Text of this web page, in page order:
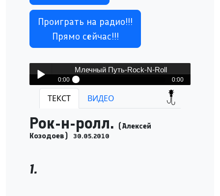
Проиграть на радио!!!
Прямо сейчас!!!
Млечный Путь-Rock-N-Roll
0:00 0:00
Млечный Путь-Rock-N-Roll
ТЕКСТ ВИДЕО
Рок-н-ролл. (Алексей
Козодоев) 30.05.2010
1.